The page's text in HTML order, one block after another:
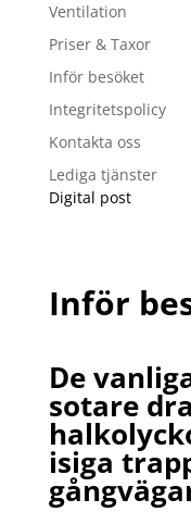
Ventilation
Priser & Taxor
Inför besöket
Integritetspolicy
Kontakta oss
Lediga tjänster
Digital post
Inför
De
sotare
isiga